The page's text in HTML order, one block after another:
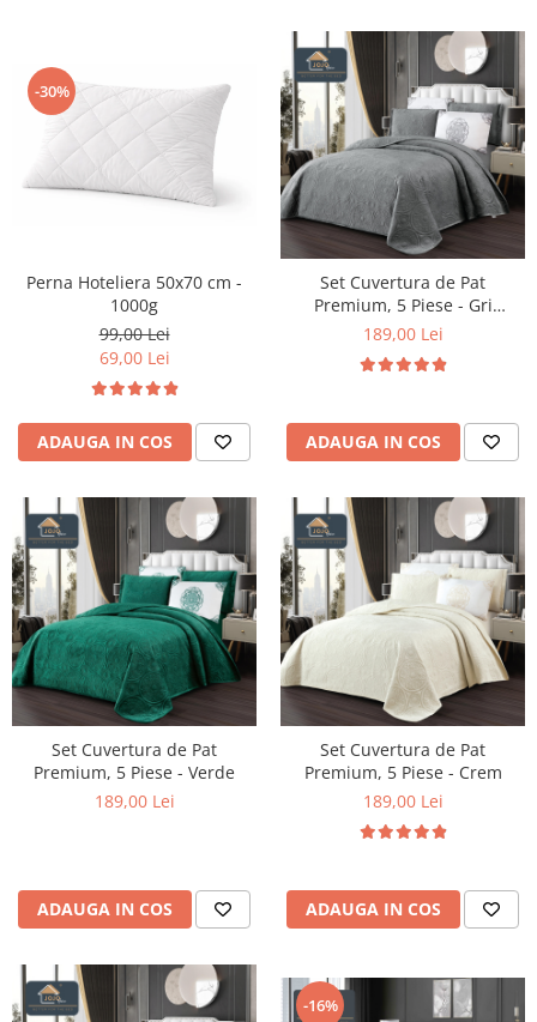
-30%
Perna Hoteliera 50x70 cm -
1000g
99,00 Lei
69,00 Lei
ADAUGA IN COS
Set Cuvertura de Pat
Premium, 5 Piese - Gri
Deschis
189,00 Lei
ADAUGA IN COS
Set Cuvertura de Pat
Premium, 5 Piese - Verde
189,00 Lei
ADAUGA IN COS
Set Cuvertura de Pat
Premium, 5 Piese - Crem
189,00 Lei
ADAUGA IN COS
-16%